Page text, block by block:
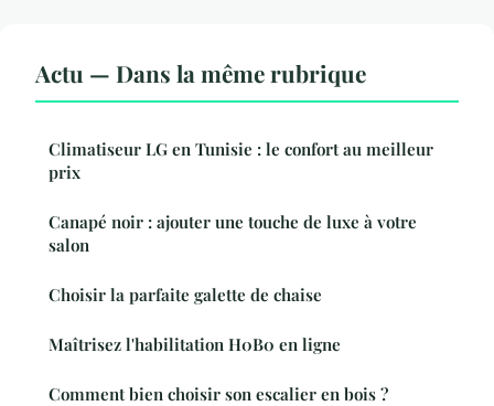
Actu — Dans la même rubrique
Climatiseur LG en Tunisie : le confort au meilleur
prix
Canapé noir : ajouter une touche de luxe à votre
salon
Choisir la parfaite galette de chaise
Maîtrisez l'habilitation H0B0 en ligne
Comment bien choisir son escalier en bois ?